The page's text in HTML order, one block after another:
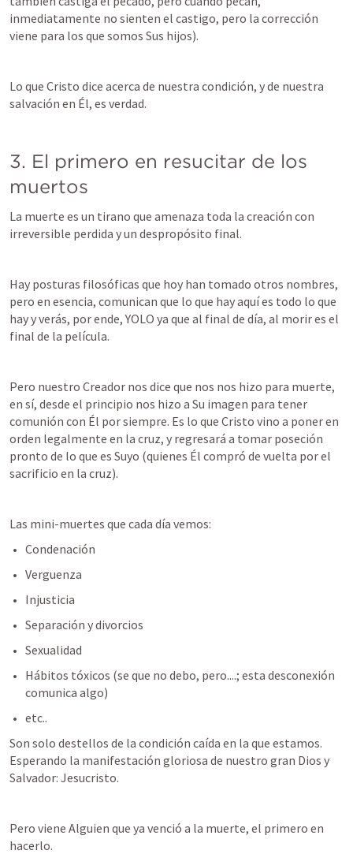
inmediatamente no sienten el castigo, pero la corrección
viene para los que somos Sus hijos).
Lo que Cristo dice acerca de nuestra condición, y de nuestra
salvación en Él, es verdad.
3. El primero en resucitar de los
muertos
La muerte es un tirano que amenaza toda la creación con
irreversible perdida y un despropósito final.
Hay posturas filosóficas que hoy han tomado otros nombres,
pero en esencia, comunican que lo que hay aquí es todo lo que
hay y verás, por ende, YOLO ya que al final de día, al morir es el
final de la película.
Pero nuestro Creador nos dice que nos nos hizo para muerte,
en sí, desde el principio nos hizo a Su imagen para tener
comunión con Él por siempre. Es lo que Cristo vino a poner en
orden legalmente en la cruz, y regresará a tomar poseción
pronto de lo que es Suyo (quienes Él compró de vuelta por el
sacrificio en la cruz).
Las mini-muertes que cada día vemos:
Condenación
Verguenza
Injusticia
Separación y divorcios
Sexualidad
Hábitos tóxicos (se que no debo, pero....; esta desconexión
comunica algo)
etc..
Son solo destellos de la condición caída en la que estamos.
Esperando la manifestación gloriosa de nuestro gran Dios y
Salvador: Jesucristo.
Pero viene Alguien que ya venció a la muerte, el primero en
hacerlo.